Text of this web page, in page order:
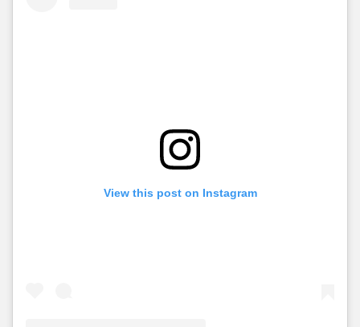
View this post on Instagram